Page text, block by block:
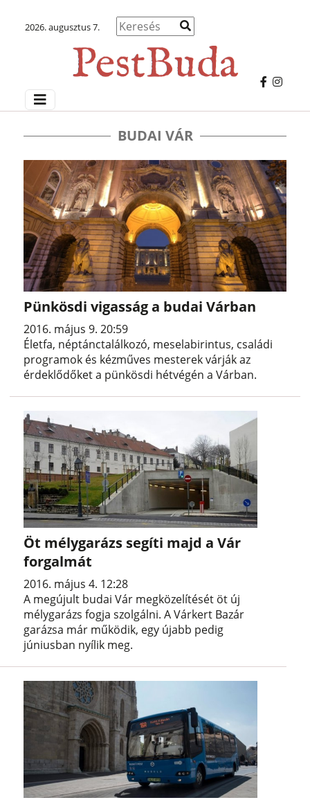
2026. augusztus 7.
BUDAI VÁR
Pünkösdi vigasság a budai Várban
2016. május 9. 20:59
Életfa, néptánctalálkozó, meselabirintus, családi
programok és kézműves mesterek várják az
érdeklődőket a pünkösdi hétvégén a Várban.
Öt mélygarázs segíti majd a Vár
forgalmát
2016. május 4. 12:28
A megújult budai Vár megközelítését öt új
mélygarázs fogja szolgálni. A Várkert Bazár
garázsa már működik, egy újabb pedig
júniusban nyílik meg.